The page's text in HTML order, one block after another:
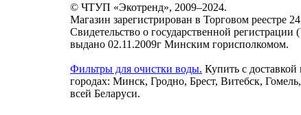
© ЧТУП «Экотренд», 2009–2024.
Магазин зарегистрирован в Торговом реестре
Свидетельство о государственной
выдано 02.11.2009г Минским горисполкомом.
Фильтры для очистки воды. Купить с доставкой
городах: Минск, Гродно, Брест, Витебск,
всей Беларуси.